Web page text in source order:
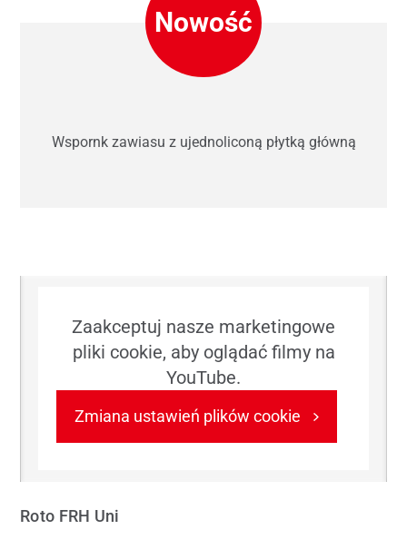
Nowość
Wspornk zawiasu z ujednoliconą płytką główną
Zaakceptuj nasze marketingowe
pliki cookie, aby oglądać filmy na
YouTube.
Zmiana ustawień plików cookie
Roto FRH Uni